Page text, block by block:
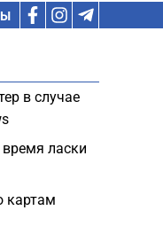
в случае
ласки
картам